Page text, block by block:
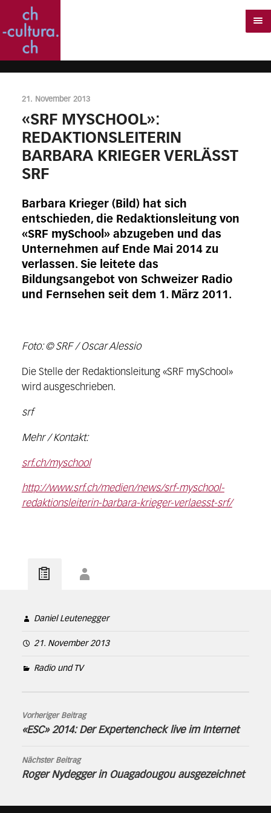
21. November 2013
«SRF MYSCHOOL»:
REDAKTIONSLEITERIN
BARBARA KRIEGER VERLÄSST
SRF
Barbara Krieger (Bild) hat sich
entschieden, die Redaktionsleitung von
«SRF mySchool» abzugeben und das
Unternehmen auf Ende Mai 2014 zu
verlassen. Sie leitete das
Bildungsangebot von Schweizer Radio
und Fernsehen seit dem 1. März 2011.
Foto: © SRF / Oscar Alessio
Die Stelle der Redaktionsleitung «SRF mySchool»
wird ausgeschrieben.
srf
Mehr / Kontakt:
srf.ch/myschool
http://www.srf.ch/medien/news/srf-myschool-
redaktionsleiterin-barbara-krieger-verlaesst-srf/
Daniel Leutenegger
21. November 2013
Radio und TV
Vorheriger Beitrag
«ESC» 2014: Der Expertencheck live im Internet
Nächster Beitrag
Roger Nydegger in Ouagadougou ausgezeichnet